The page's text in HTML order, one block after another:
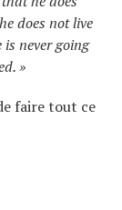
does not live
never going
»
faire tout ce